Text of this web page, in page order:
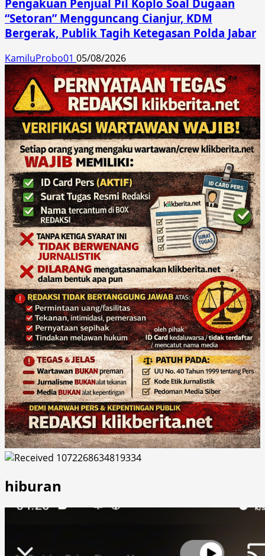
Pengakuan Penjual Pil Koplo Soal Dugaan
“Setoran” Mengguncang Cianjur, KDM
Bergerak, Publik Tagih Ketegasan Polda Jabar
KamiluProbo01 05/08/2026
hiburan